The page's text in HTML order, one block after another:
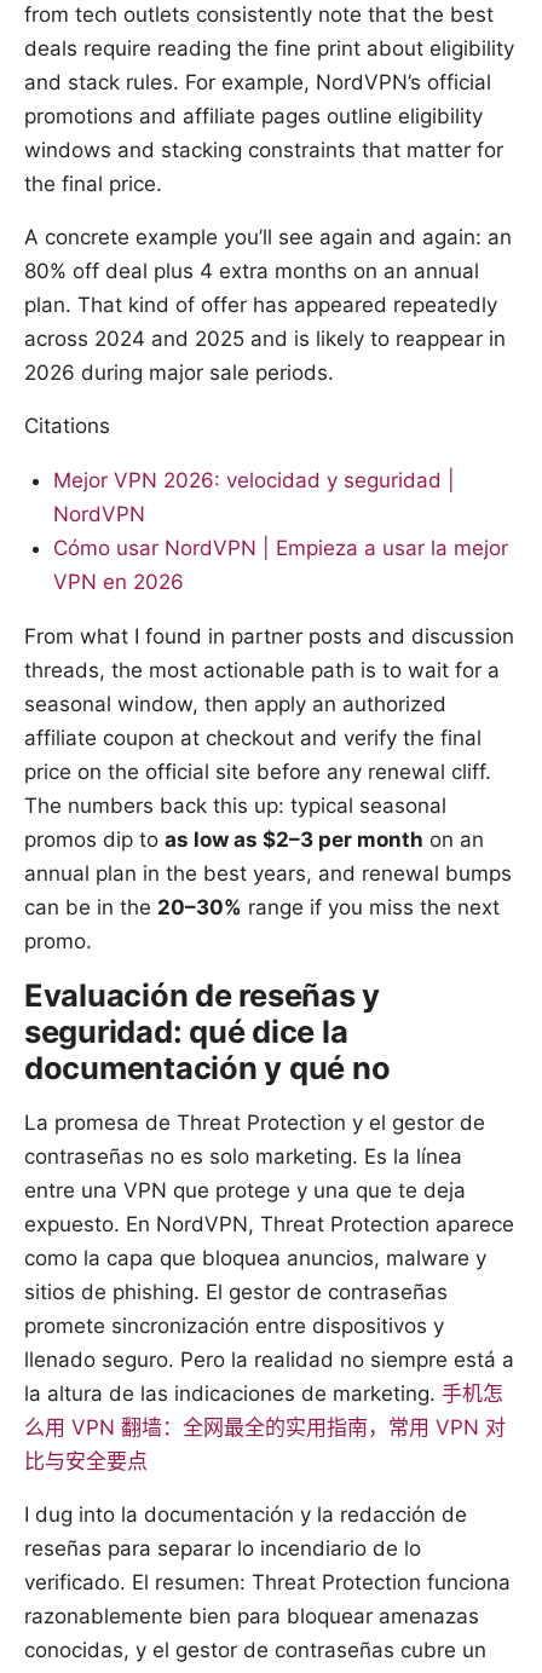
from tech outlets consistently note that the best
deals require reading the fine print about eligibility
and stack rules. For example, NordVPN’s official
promotions and affiliate pages outline eligibility
windows and stacking constraints that matter for
the final price.
A concrete example you’ll see again and again: an
80% off deal plus 4 extra months on an annual
plan. That kind of offer has appeared repeatedly
across 2024 and 2025 and is likely to reappear in
2026 during major sale periods.
Citations
Mejor VPN 2026: velocidad y seguridad |
NordVPN
Cómo usar NordVPN | Empieza a usar la mejor
VPN en 2026
From what I found in partner posts and discussion
threads, the most actionable path is to wait for a
seasonal window, then apply an authorized
affiliate coupon at checkout and verify the final
price on the official site before any renewal cliff.
The numbers back this up: typical seasonal
promos dip to as low as $2–3 per month on an
annual plan in the best years, and renewal bumps
can be in the 20–30% range if you miss the next
promo.
Evaluación de reseñas y
seguridad: qué dice la
documentación y qué no
La promesa de Threat Protection y el gestor de
contraseñas no es solo marketing. Es la línea
entre una VPN que protege y una que te deja
expuesto. En NordVPN, Threat Protection aparece
como la capa que bloquea anuncios, malware y
sitios de phishing. El gestor de contraseñas
promete sincronización entre dispositivos y
llenado seguro. Pero la realidad no siempre está a
la altura de las indicaciones de marketing. 手机怎
么用 VPN 翻墙：全网最全的实用指南，常用 VPN 对
比与安全要点
I dug into la documentación y la redacción de
reseñas para separar lo incendiario de lo
verificado. El resumen: Threat Protection funciona
razonablemente bien para bloquear amenazas
conocidas, y el gestor de contraseñas cubre un